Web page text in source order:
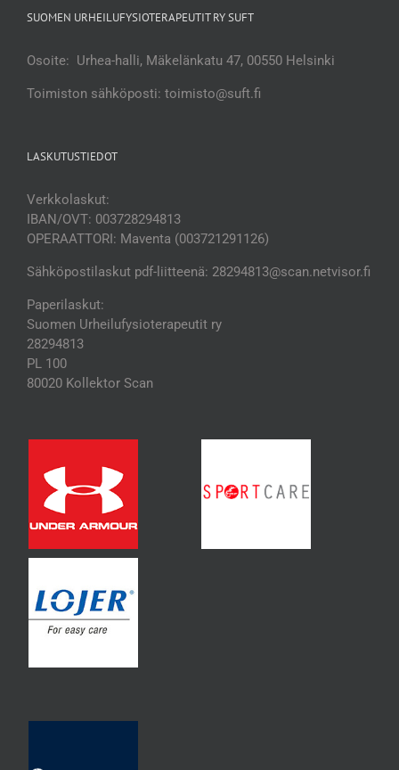
SUOMEN URHEILUFYSIOTERAPEUTIT RY SUFT
Osoite: Urhea-halli, Mäkelänkatu 47, 00550 Helsinki
Toimiston sähköposti: toimisto@suft.fi
LASKUTUSTIEDOT
Verkkolaskut:
IBAN/OVT: 003728294813
OPERAATTORI: Maventa (003721291126)
Sähköpostilaskut pdf-liitteenä: 28294813@scan.netvisor.fi
Paperilaskut:
Suomen Urheilufysioterapeutit ry
28294813
PL 100
80020 Kollektor Scan